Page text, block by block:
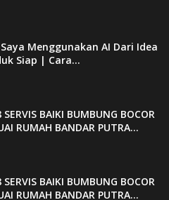
Menggunakan AI Dari Idea
Siap | Cara...
BAIKI BUMBUNG BOCOR
RUMAH BANDAR PUTRA...
BAIKI BUMBUNG BOCOR
RUMAH BANDAR PUTRA...